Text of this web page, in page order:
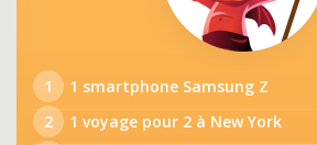
1
1 smartphone Samsung Z
2
1 voyage pour 2 à New York